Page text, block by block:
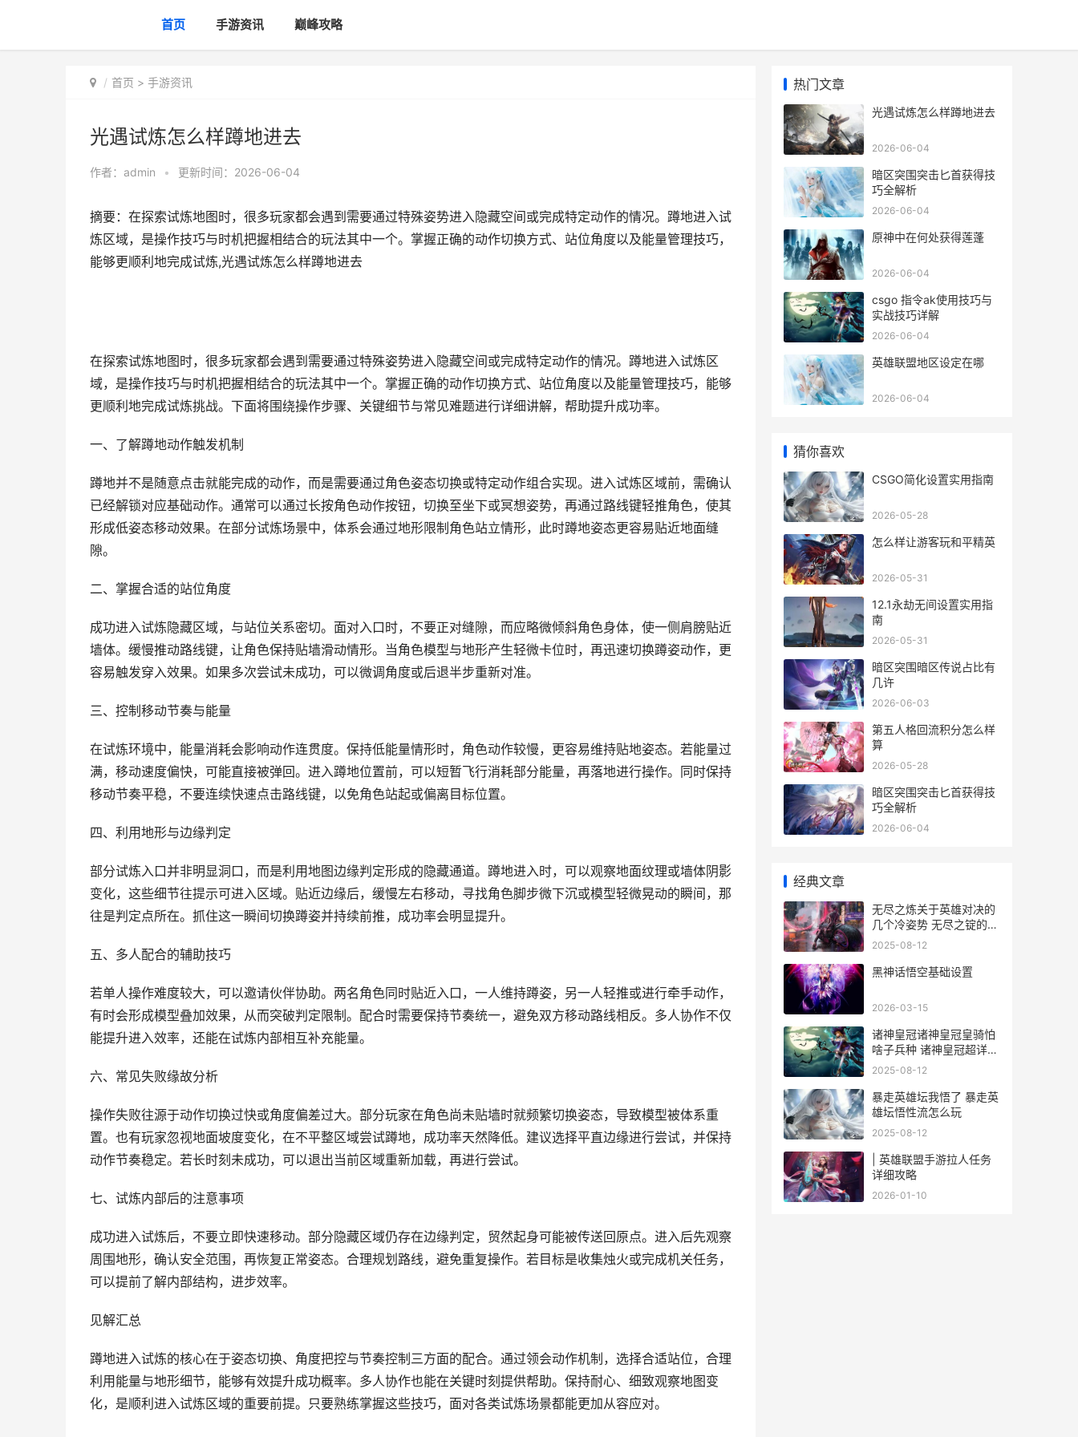
首页 手游资讯 巅峰攻略
首页 > 手游资讯
光遇试炼怎么样蹲地进去
作者： admin • 更新时间：2026-06-04
摘要：在探索试炼地图时，很多玩家都会遇到需要通过特殊姿势进入隐藏空间或完成特定动作的情况。蹲地进入试
炼区域，是操作技巧与时机把握相结合的玩法其中一个。掌握正确的动作切换方式、站位角度以及能量管理技巧，
能够更顺利地完成试炼,光遇试炼怎么样蹲地进去
在探索试炼地图时，很多玩家都会遇到需要通过特殊姿势进入隐藏空间或完成特定动作的情况。蹲地进入试炼区
域，是操作技巧与时机把握相结合的玩法其中一个。掌握正确的动作切换方式、站位角度以及能量管理技巧，能够
更顺利地完成试炼挑战。下面将围绕操作步骤、关键细节与常见难题进行详细讲解，帮助提升成功率。
一、了解蹲地动作触发机制
蹲地并不是随意点击就能完成的动作，而是需要通过角色姿态切换或特定动作组合实现。进入试炼区域前，需确认
已经解锁对应基础动作。通常可以通过长按角色动作按钮，切换至坐下或冥想姿势，再通过路线键轻推角色，使其
形成低姿态移动效果。在部分试炼场景中，体系会通过地形限制角色站立情形，此时蹲地姿态更容易贴近地面缝
隙。
二、掌握合适的站位角度
成功进入试炼隐藏区域，与站位关系密切。面对入口时，不要正对缝隙，而应略微倾斜角色身体，使一侧肩膀贴近
墙体。缓慢推动路线键，让角色保持贴墙滑动情形。当角色模型与地形产生轻微卡位时，再迅速切换蹲姿动作，更
容易触发穿入效果。如果多次尝试未成功，可以微调角度或后退半步重新对准。
三、控制移动节奏与能量
在试炼环境中，能量消耗会影响动作连贯度。保持低能量情形时，角色动作较慢，更容易维持贴地姿态。若能量过
满，移动速度偏快，可能直接被弹回。进入蹲地位置前，可以短暂飞行消耗部分能量，再落地进行操作。同时保持
移动节奏平稳，不要连续快速点击路线键，以免角色站起或偏离目标位置。
四、利用地形与边缘判定
部分试炼入口并非明显洞口，而是利用地图边缘判定形成的隐藏通道。蹲地进入时，可以观察地面纹理或墙体阴影
变化，这些细节往提示可进入区域。贴近边缘后，缓慢左右移动，寻找角色脚步微下沉或模型轻微晃动的瞬间，那
往是判定点所在。抓住这一瞬间切换蹲姿并持续前推，成功率会明显提升。
五、多人配合的辅助技巧
若单人操作难度较大，可以邀请伙伴协助。两名角色同时贴近入口，一人维持蹲姿，另一人轻推或进行牵手动作，
有时会形成模型叠加效果，从而突破判定限制。配合时需要保持节奏统一，避免双方移动路线相反。多人协作不仅
能提升进入效率，还能在试炼内部相互补充能量。
六、常见失败缘故分析
操作失败往源于动作切换过快或角度偏差过大。部分玩家在角色尚未贴墙时就频繁切换姿态，导致模型被体系重
置。也有玩家忽视地面坡度变化，在不平整区域尝试蹲地，成功率天然降低。建议选择平直边缘进行尝试，并保持
动作节奏稳定。若长时刻未成功，可以退出当前区域重新加载，再进行尝试。
七、试炼内部后的注意事项
成功进入试炼后，不要立即快速移动。部分隐藏区域仍存在边缘判定，贸然起身可能被传送回原点。进入后先观察
周围地形，确认安全范围，再恢复正常姿态。合理规划路线，避免重复操作。若目标是收集烛火或完成机关任务，
可以提前了解内部结构，进步效率。
见解汇总
蹲地进入试炼的核心在于姿态切换、角度把控与节奏控制三方面的配合。通过领会动作机制，选择合适站位，合理
利用能量与地形细节，能够有效提升成功概率。多人协作也能在关键时刻提供帮助。保持耐心、细致观察地图变
化，是顺利进入试炼区域的重要前提。只要熟练掌握这些技巧，面对各类试炼场景都能更加从容应对。
热门文章
光遇试炼怎么样蹲地进去
2026-06-04
暗区突围突击匕首获得技
巧全解析
2026-06-04
原神中在何处获得莲蓬
2026-06-04
csgo 指令ak使用技巧与
实战技巧详解
2026-06-04
英雄联盟地区设定在哪
2026-06-04
猜你喜欢
CSGO简化设置实用指南
2026-05-28
怎么样让游客玩和平精英
2026-05-31
12.1永劫无间设置实用指
南
2026-05-31
暗区突围暗区传说占比有
几许
2026-06-03
第五人格回流积分怎么样
算
2026-05-28
暗区突围突击匕首获得技
巧全解析
2026-06-04
经典文章
无尽之炼关于英雄对决的
几个冷姿势 无尽之锭的合
成表
2025-08-12
黑神话悟空基础设置
2026-03-15
诸神皇冠诸神皇冠皇骑怕
啥子兵种 诸神皇冠超详细
大型攻略
2025-08-12
暴走英雄坛我悟了 暴走英
雄坛悟性流怎么玩
2025-08-12
| 英雄联盟手游拉人任务
详细攻略
2026-01-10